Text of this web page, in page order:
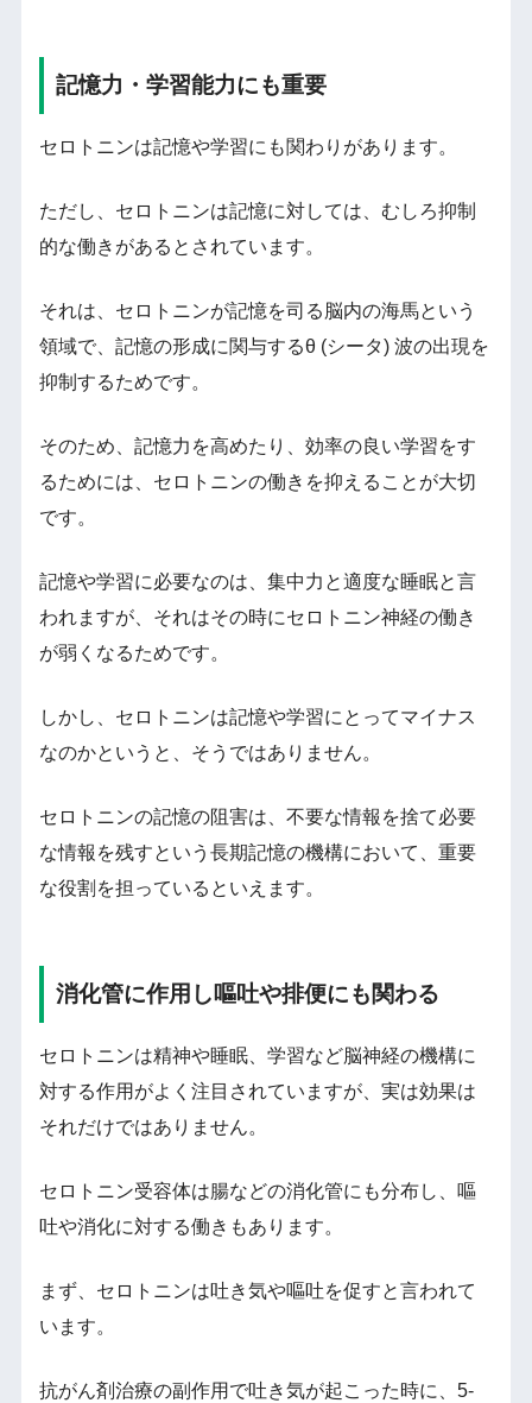
記憶力・学習能力にも重要
セロトニンは記憶や学習にも関わりがあります。
ただし、セロトニンは記憶に対しては、むしろ抑制
的な働きがあるとされています。
それは、セロトニンが記憶を司る脳内の海馬という
領域で、記憶の形成に関与するθ (シータ) 波の出現を
抑制するためです。
そのため、記憶力を高めたり、効率の良い学習をす
るためには、セロトニンの働きを抑えることが大切
です。
記憶や学習に必要なのは、集中力と適度な睡眠と言
われますが、それはその時にセロトニン神経の働き
が弱くなるためです。
しかし、セロトニンは記憶や学習にとってマイナス
なのかというと、そうではありません。
セロトニンの記憶の阻害は、不要な情報を捨て必要
な情報を残すという長期記憶の機構において、重要
な役割を担っているといえます。
消化管に作用し嘔吐や排便にも関わる
セロトニンは精神や睡眠、学習など脳神経の機構に
対する作用がよく注目されていますが、実は効果は
それだけではありません。
セロトニン受容体は腸などの消化管にも分布し、嘔
吐や消化に対する働きもあります。
まず、セロトニンは吐き気や嘔吐を促すと言われて
います。
抗がん剤治療の副作用で吐き気が起こった時に、5-